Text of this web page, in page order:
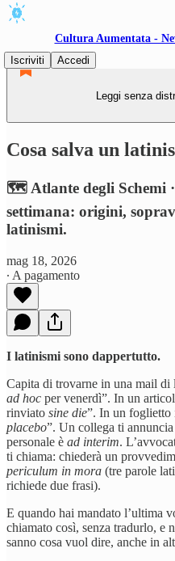
Cultura Aumentata -
Iscriviti
Accedi
Leggi senza
Cosa salva un
🗺️ Atlante degli Schemi
settimana: origini,
latinismi.
mag 18, 2026
∙ A pagamento
I latinismi sono dappertutto.
Capita di trovarne in una mail di
ad hoc per venerdì”. In un
rinviato sine die”. In un foglietto
placebo”. Un collega ti
personale è ad interim.
ti chiama: chiederà un
periculum in mora (tre parole
richiede due frasi).
E quando hai mandato l’ultima
chiamato così, senza tradurlo, e
sanno cosa vuol dire, anche in